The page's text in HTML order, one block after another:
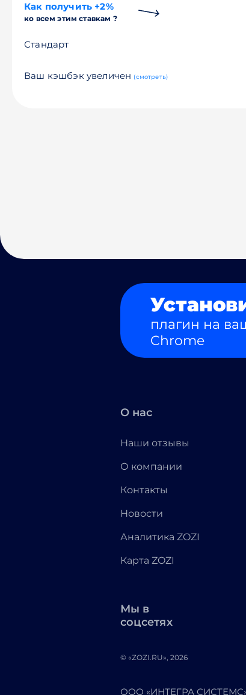
Как получить +2%
ко всем этим ставкам ?
Стандарт
Ваш кэшбэк увеличен (смотреть)
плагин на
Chrome
О нас
Наши отзывы
О компании
Контакты
Новости
Аналитика ZOZI
Карта ZOZI
Мы в
соцсетях
© «ZOZI.RU», 2026
ООО «ИНТЕГРА